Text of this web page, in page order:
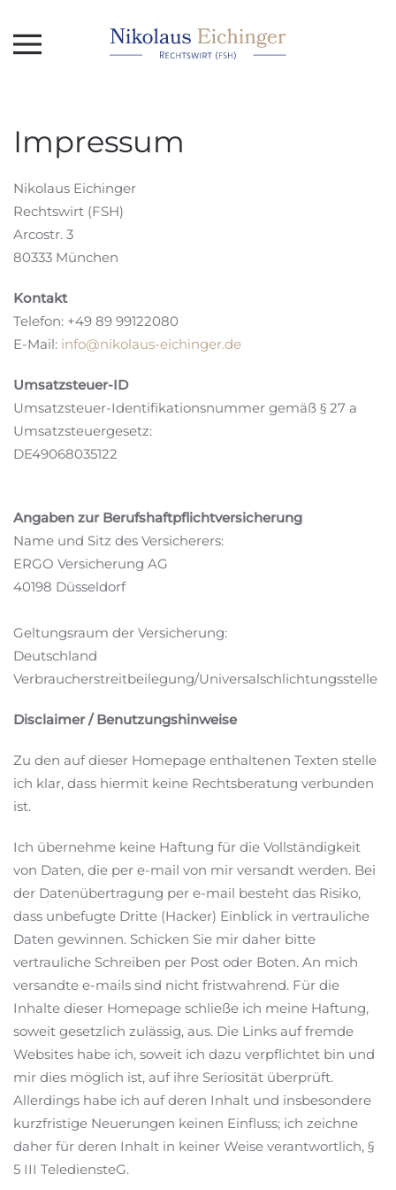
Skip to main content
Impressum
Nikolaus Eichinger
Rechtswirt (FSH)
Arcostr. 3
80333 München
Kontakt
Telefon: +49 89 99122080
E-Mail: info@nikolaus-eichinger.de
Umsatzsteuer-ID
Umsatzsteuer-Identifikationsnummer gemäß § 27 a
Umsatzsteuergesetz:
DE49068035122
Angaben zur Berufshaftpflichtversicherung
Name und Sitz des Versicherers:
ERGO Versicherung AG
40198 Düsseldorf
Geltungsraum der Versicherung:
Deutschland
Verbraucherstreitbeilegung/Universalschlichtungsstelle
Disclaimer / Benutzungshinweise
Zu den auf dieser Homepage enthaltenen Texten stelle
ich klar, dass hiermit keine Rechtsberatung verbunden
ist.
Ich übernehme keine Haftung für die Vollständigkeit
von Daten, die per e-mail von mir versandt werden. Bei
der Datenübertragung per e-mail besteht das Risiko,
dass unbefugte Dritte (Hacker) Einblick in vertrauliche
Daten gewinnen. Schicken Sie mir daher bitte
vertrauliche Schreiben per Post oder Boten. An mich
versandte e-mails sind nicht fristwahrend. Für die
Inhalte dieser Homepage schließe ich meine Haftung,
soweit gesetzlich zulässig, aus. Die Links auf fremde
Websites habe ich, soweit ich dazu verpflichtet bin und
mir dies möglich ist, auf ihre Seriosität überprüft.
Allerdings habe ich auf deren Inhalt und insbesondere
kurzfristige Neuerungen keinen Einfluss; ich zeichne
daher für deren Inhalt in keiner Weise verantwortlich, §
5 III TelediensteG.